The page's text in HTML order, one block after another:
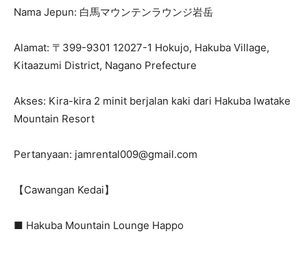
Nama Jepun: 白馬マウンテンラウンジ岩岳
Alamat: 〒399-9301 12027-1 Hokujo, Hakuba Village,
Kitaazumi District, Nagano Prefecture
Akses: Kira-kira 2 minit berjalan kaki dari Hakuba Iwatake
Mountain Resort
Pertanyaan: jamrental009@gmail.com
【Cawangan Kedai】
■ Hakuba Mountain Lounge Happo